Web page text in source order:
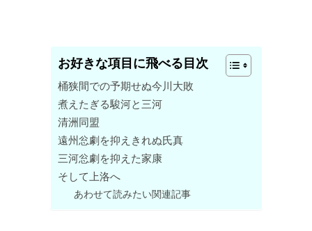
お好きな項目に飛べる目次
桶狭間での予期せぬ今川大敗
煮えたぎる駿河と三河
清洲同盟
遠州忩劇を抑えきれぬ氏真
三河忩劇を抑えた家康
そして上洛へ
あわせて読みたい関連記事